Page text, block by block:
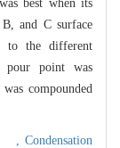
best when its
and C surface
to the different
pour point was
compounded
,Condensation